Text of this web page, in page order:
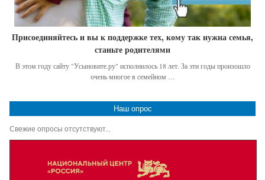
Присоединяйтесь и вы к поддержке тех, кому так нужна семья,
станьте родителями
В этом году сайту "Усыновите.ру" исполнилось 18 лет. За эти годы произошло
очень многое в семейном …
Наш опрос
Свежие опросы отсутствуют...